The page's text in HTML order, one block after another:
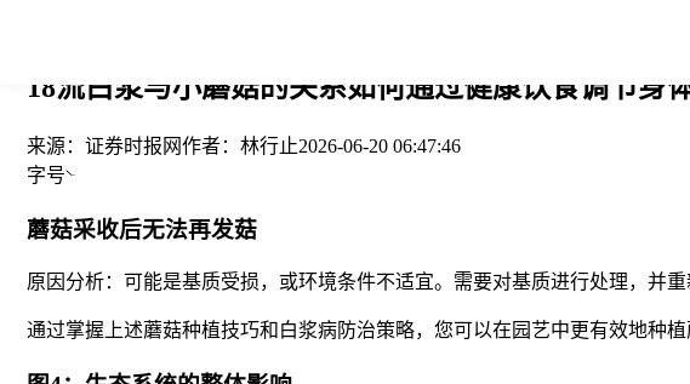
18流白浆与小蘑菇的关系如何通过健康饮食调节身
来源： 证券时报网作者： 林行止2026-06-20 06:47:46
字号
蘑菇采收后无法再发菇
原因分析：可能是基质受损，或环境条件不适宜。需要对基质进行处理，并重
通过掌握上述蘑菇种植技巧和白浆病防治策略，您可以在园艺中更有效地种